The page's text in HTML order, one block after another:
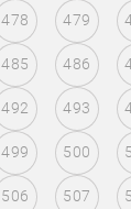
478 479
485 486
492 493
499 500
506 507